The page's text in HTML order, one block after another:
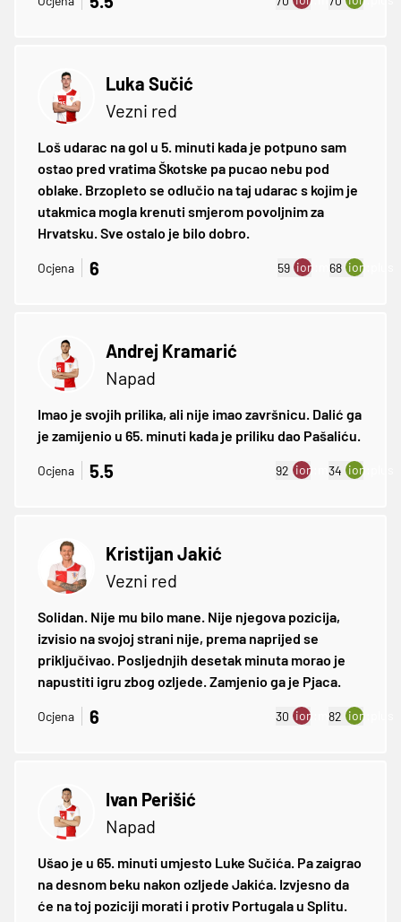
Luka Sučić
Vezni red
Loš udarac na gol u 5. minuti kada je potpuno sam
ostao pred vratima Škotske pa pucao nebu pod
oblake. Brzopleto se odlučio na taj udarac s kojim je
utakmica mogla krenuti smjerom povoljnim za
Hrvatsku. Sve ostalo je bilo dobro.
Ocjena 6 59 ion:minus
68 ion:plus
Andrej Kramarić
Napad
Imao je svojih prilika, ali nije imao završnicu. Dalić ga
je zamijenio u 65. minuti kada je priliku dao Pašaliću.
Ocjena 5.5 92 ion:minus
34 ion:plus
Kristijan Jakić
Vezni red
Solidan. Nije mu bilo mane. Nije njegova pozicija,
izvisio na svojoj strani nije, prema naprijed se
priključivao. Posljednjih desetak minuta morao je
napustiti igru zbog ozljede. Zamjenio ga je Pjaca.
Ocjena 6 30 ion:minus
82 ion:plus
Ivan Perišić
Napad
Ušao je u 65. minuti umjesto Luke Sučića. Pa zaigrao
na desnom beku nakon ozljede Jakića. Izvjesno da
će na toj poziciji morati i protiv Portugala u Splitu.